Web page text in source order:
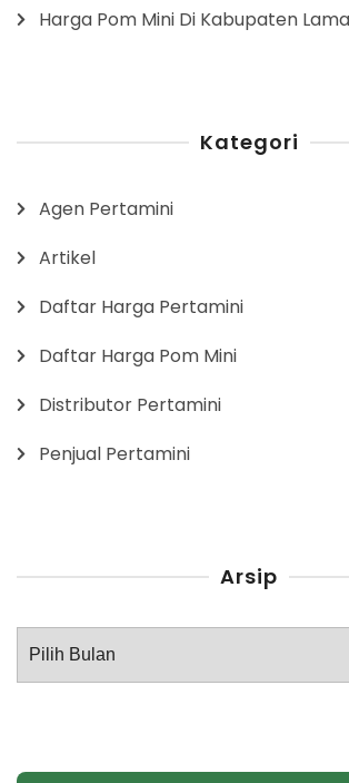
Harga Pom Mini Di Kabupaten
Kategori
Agen Pertamini
Artikel
Daftar Harga Pertamini
Daftar Harga Pom Mini
Distributor Pertamini
Penjual Pertamini
Arsip
Arsip